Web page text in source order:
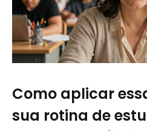
Como aplicar
sua rotina de